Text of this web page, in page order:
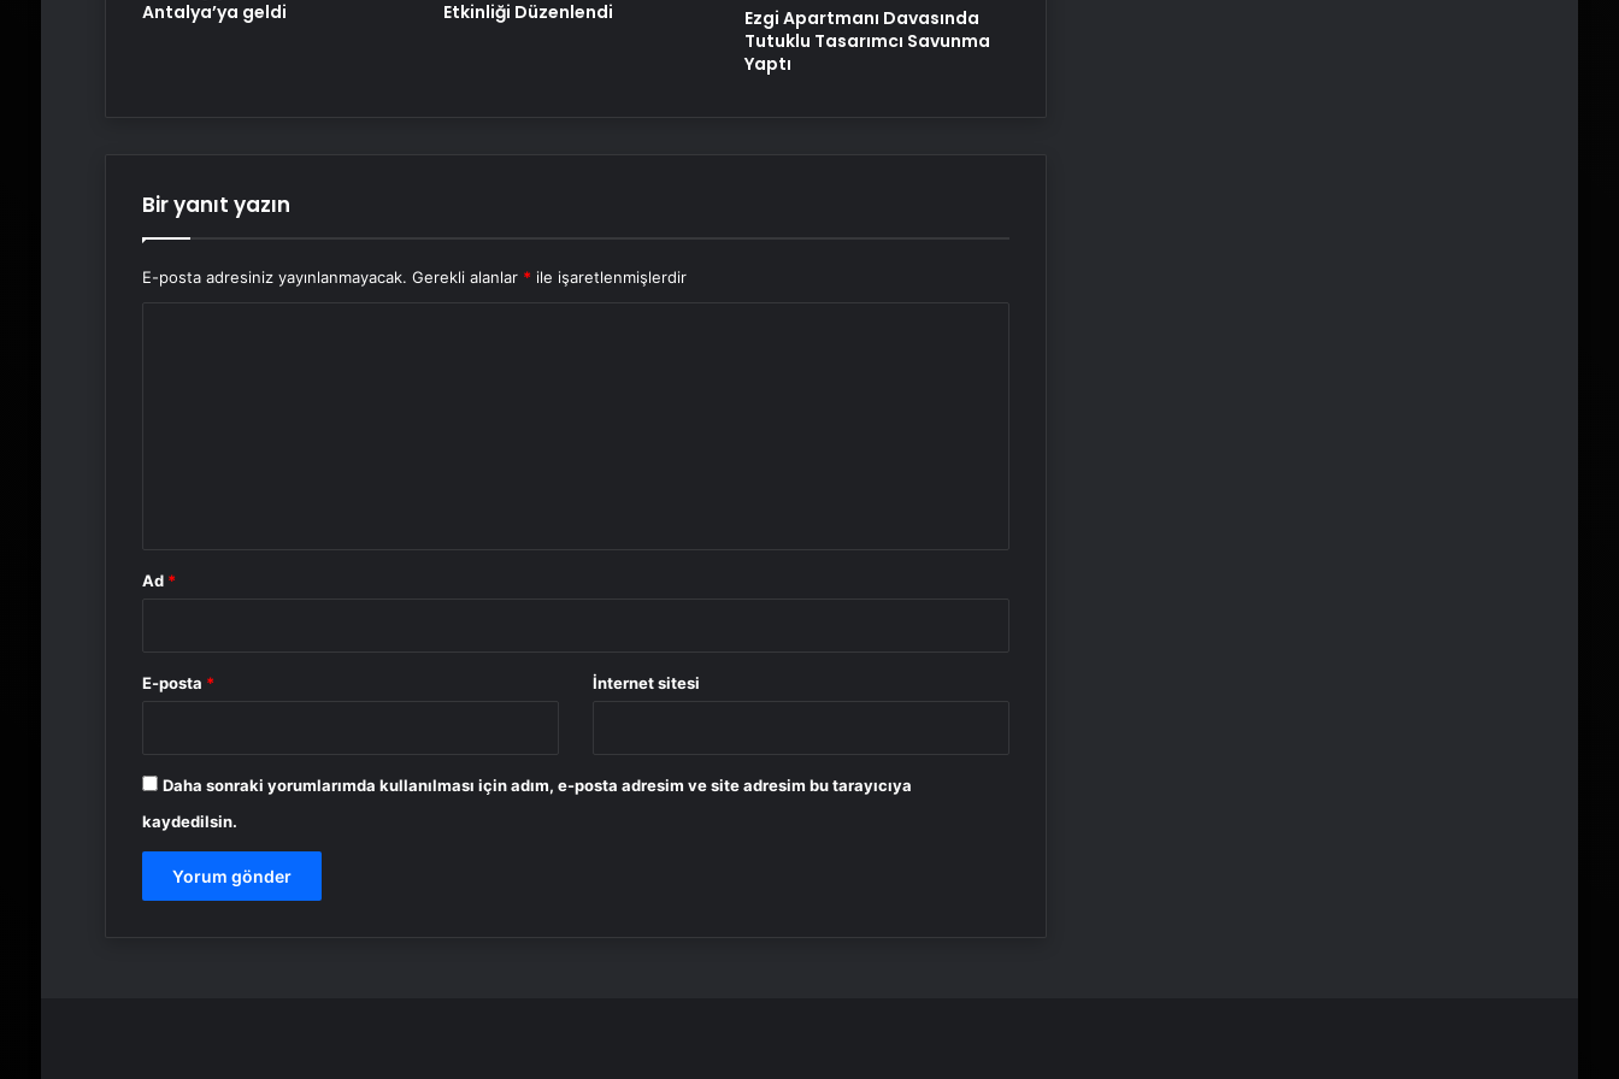
Antalya’ya geldi
Etkinliği Düzenlendi
Ezgi Apartmanı Davasında
Tutuklu Tasarımcı Savunma
Yaptı
Bir yanıt yazın
E-posta adresiniz yayınlanmayacak. Gerekli alanlar * ile işaretlenmişlerdir
Ad *
E-posta * İnternet sitesi
Daha sonraki yorumlarımda kullanılması için adım, e-posta adresim ve site adresim bu tarayıcıya
kaydedilsin.